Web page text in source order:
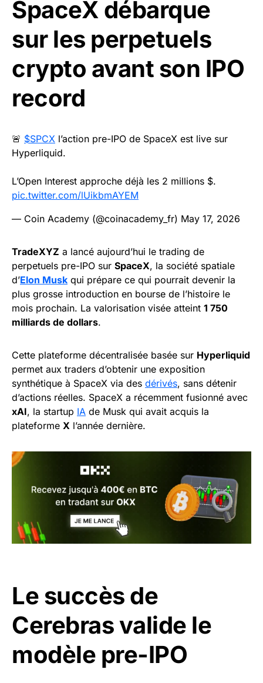
SpaceX débarque
sur les perpetuels
crypto avant son IPO
record
🚨 $SPCX l’action pre-IPO de SpaceX est live sur
Hyperliquid.
L’Open Interest approche déjà les 2 millions $.
pic.twitter.com/lUikbmAYEM
— Coin Academy (@coinacademy_fr) May 17, 2026
TradeXYZ a lancé aujourd’hui le trading de
perpetuels pre-IPO sur SpaceX, la société spatiale
d’Elon Musk qui prépare ce qui pourrait devenir la
plus grosse introduction en bourse de l’histoire le
mois prochain. La valorisation visée atteint 1 750
milliards de dollars.
Cette plateforme décentralisée basée sur Hyperliquid
permet aux traders d’obtenir une exposition
synthétique à SpaceX via des dérivés, sans détenir
d’actions réelles. SpaceX a récemment fusionné avec
xAI, la startup IA de Musk qui avait acquis la
plateforme X l’année dernière.
Le succès de
Cerebras valide le
modèle pre-IPO